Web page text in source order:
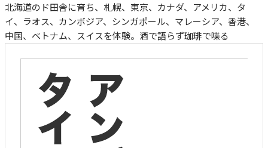
北海道のド田舎に育ち、札幌、東京、カナダ、アメリカ、タ
イ、ラオス、カンボジア、シンガポール、マレーシア、香港、
中国、ベトナム、スイスを体験。酒で語らず珈琲で喋る